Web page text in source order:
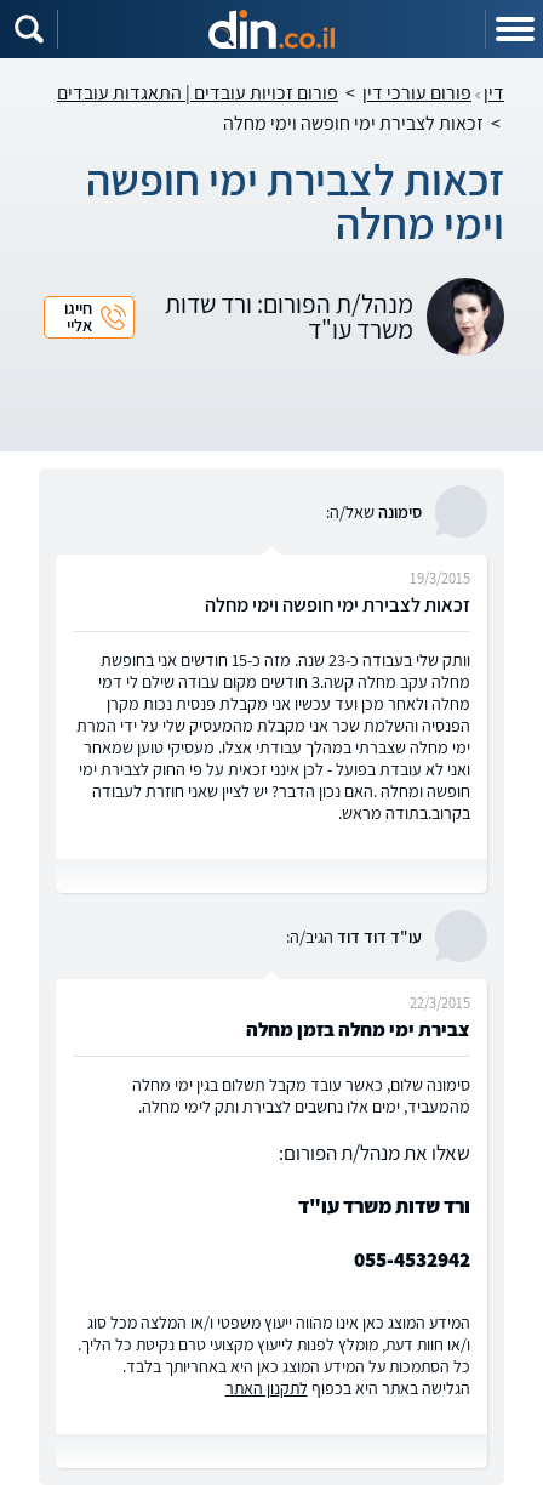
דין פורום עורכי דין > פורום זכויות עובדים | התאגדות עובדים
> זכאות לצבירת ימי חופשה וימי מחלה
זכאות לצבירת ימי חופשה
וימי מחלה
מנהל/ת הפורום: ורד שדות
משרד עו"ד
חייגו
אליי
סימונהשאל/ה:
זכאות לצבירת ימי חופשה וימי מחלה
19/3/2015
וותק שלי בעבודה כ-23 שנה. מזה כ-15 חודשים אני בחופשת
מחלה עקב מחלה קשה.3 חודשים מקום עבודה שילם לי דמי
מחלה ולאחר מכן ועד עכשיו אני מקבלת פנסית נכות מקרן
הפנסיה והשלמת שכר אני מקבלת מהמעסיק שלי על ידי המרת
ימי מחלה שצברתי במהלך עבודתי אצלו. מעסיקי טוען שמאחר
ואני לא עובדת בפועל - לכן אינני זכאית על פי החוק לצבירת ימי
חופשה ומחלה .האם נכון הדבר? יש לציין שאני חוזרת לעבודה
בקרוב.בתודה מראש.
עו"ד דוד דוד הגיב/ה:
צבירת ימי מחלה בזמן מחלה
22/3/2015
סימונה שלום, כאשר עובד מקבל תשלום בגין ימי מחלה
מהמעביד, ימים אלו נחשבים לצבירת ותק לימי מחלה.
שאלו את מנהל/ת הפורום:
ורד שדות משרד עו"ד
055-4532942
המידע המוצג כאן אינו מהווה ייעוץ משפטי ו/או המלצה מכל סוג
ו/או חוות דעת, מומלץ לפנות לייעוץ מקצועי טרם נקיטת כל הליך.
כל הסתמכות על המידע המוצג כאן היא באחריותך בלבד.
הגלישה באתר היא בכפוף לתקנון האתר